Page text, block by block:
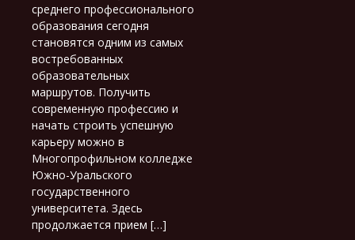
среднего профессионального
образования сегодня
становятся одним из самых
востребованных
образовательных
маршрутов. Получить
современную профессию и
начать строить успешную
карьеру можно в
Многопрофильном колледже
Южно-Уральского
государственного
университета. Здесь
продолжается прием […]